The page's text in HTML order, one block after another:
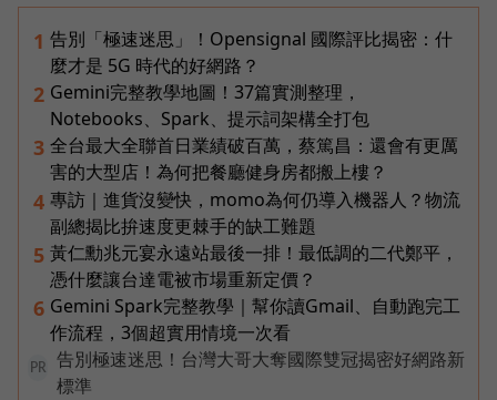
1 告別「極速迷思」！Opensignal 國際評比揭密：什
麼才是 5G 時代的好網路？
2 Gemini完整教學地圖！37篇實測整理，
Notebooks、Spark、提示詞架構全打包
3 全台最大全聯首日業績破百萬，蔡篤昌：還會有更厲
害的大型店！為何把餐廳健身房都搬上樓？
4 專訪｜進貨沒變快，momo為何仍導入機器人？物流
副總揭比拚速度更棘手的缺工難題
5 黃仁勳兆元宴永遠站最後一排！最低調的二代鄭平，
憑什麼讓台達電被市場重新定價？
6 Gemini Spark完整教學｜幫你讀Gmail、自動跑完工
作流程，3個超實用情境一次看
PR
告別極速迷思！台灣大哥大奪國際雙冠揭密好網路新
標準